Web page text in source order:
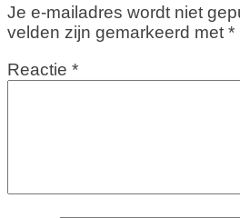
Je e-mailadres wordt niet
velden zijn gemarkeerd met *
Reactie *